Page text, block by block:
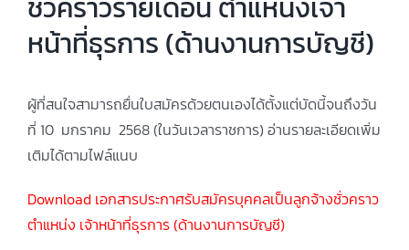
หน้าที่ธุรการ (ด้านงานการบัญชี)
ผู้ที่สนใจสามารถยื่นใบสมัครด้วยตนเองได้ตั้งแต่บัดนี้จนถึงวัน
ที่ 10 มกราคม 2568 (ในวันเวลาราชการ) อ่านรายละเอียดเพิ่ม
เติมได้ตามไฟล์แนบ
Download เอกสารประกาศรับสมัครบุคคลเป็นลูกจ้างชั่วคราว
ตำแหน่ง เจ้าหน้าที่ธุรการ (ด้านงานการบัญชี)